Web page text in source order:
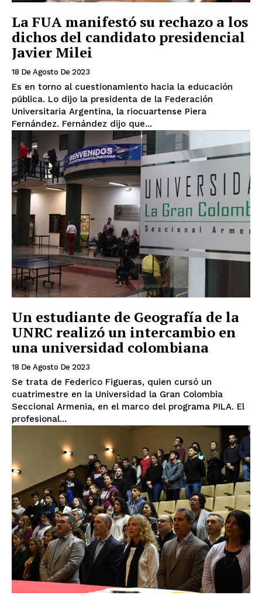
La FUA manifestó su rechazo a los
dichos del candidato presidencial
Javier Milei
18 De Agosto De 2023
Es en torno al cuestionamiento hacia la educación
pública. Lo dijo la presidenta de la Federación
Universitaria Argentina, la riocuartense Piera
Fernández. Fernández dijo que...
Un estudiante de Geografía de la
UNRC realizó un intercambio en
una universidad colombiana
18 De Agosto De 2023
Se trata de Federico Figueras, quien cursó un
cuatrimestre en la Universidad la Gran Colombia
Seccional Armenia, en el marco del programa PILA. El
profesional...